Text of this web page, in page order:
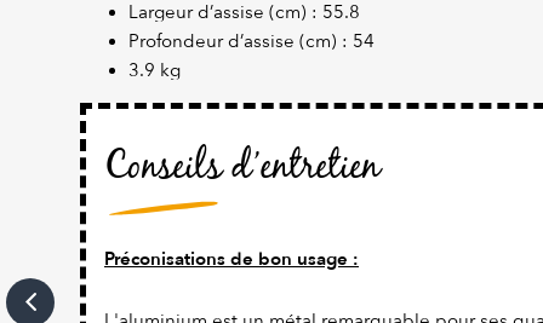
Largeur d’assise (cm) : 55.8
Profondeur d’assise (cm) : 54
3.9 kg
Conseils d’entretien
Préconisations de bon usage :